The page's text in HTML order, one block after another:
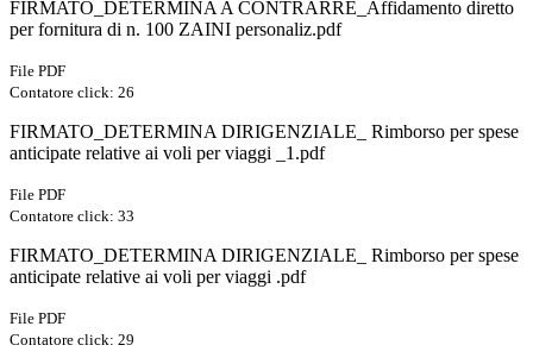
FIRMATO_DETERMINA A CONTRARRE_Affidamento diretto
per fornitura di n. 100 ZAINI personaliz.pdf
File PDF
Contatore click: 26
FIRMATO_DETERMINA DIRIGENZIALE_ Rimborso per spese
anticipate relative ai voli per viaggi _1.pdf
File PDF
Contatore click: 33
FIRMATO_DETERMINA DIRIGENZIALE_ Rimborso per spese
anticipate relative ai voli per viaggi .pdf
File PDF
Contatore click: 29